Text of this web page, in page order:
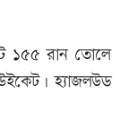
১৫৫ রান তোলে
হ্যাজলউড